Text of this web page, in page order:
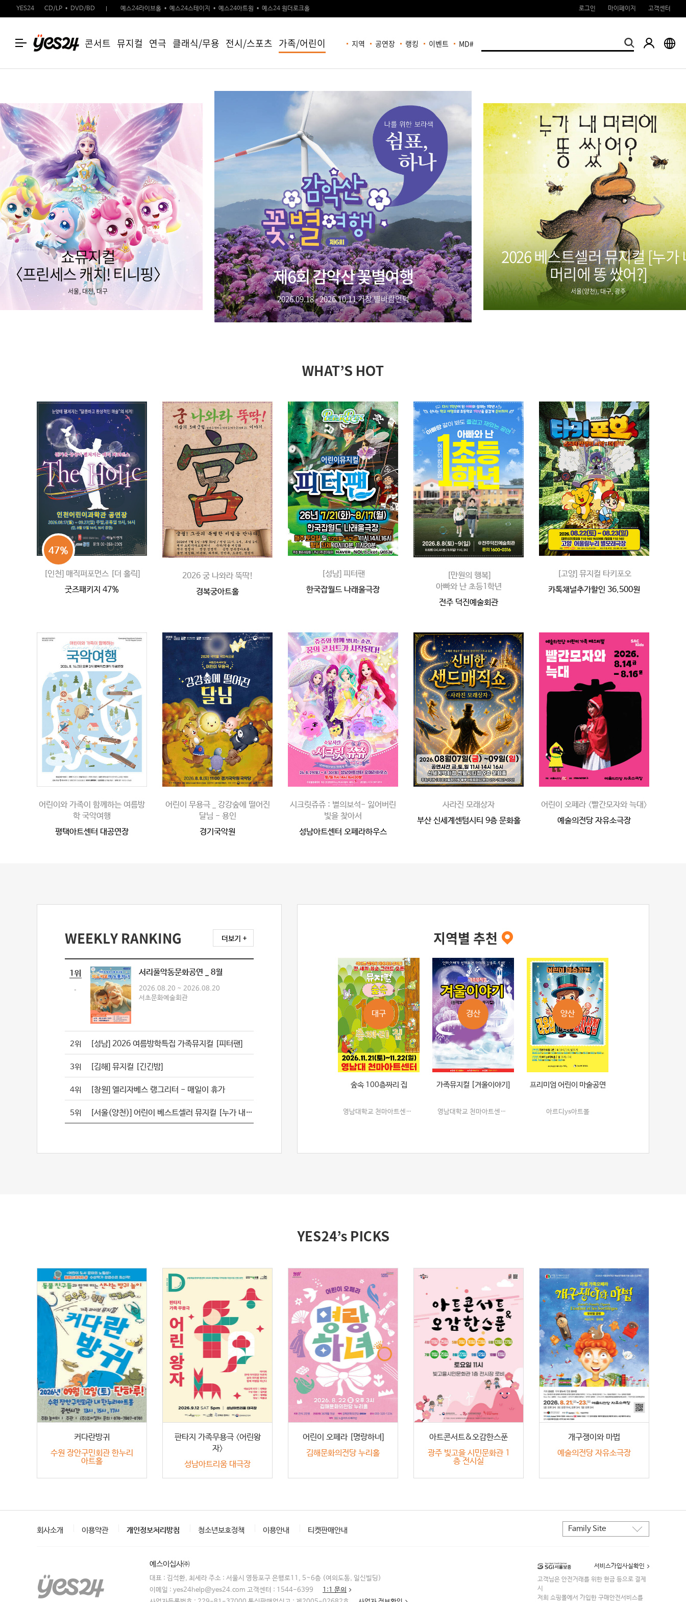
YES24 CD/LP DVD/BD 예스24라이브홀 예스24스테이지 예스24아트원 예스24 원더로크홀 로그인 마이페이지 고객센터
콘서트 뮤지컬 연극 클래식/무용 전시/스포츠 가족/어린이 지역 공연장 랭킹 이벤트 MD#
쇼뮤지컬
〈프린세스 캐치! 티니핑〉
서울, 대전, 대구
제6회 감악산 꽃별여행
2026.09.18 - 2026.10.11 거창 별바람언덕
2026 베스트셀러 뮤지컬 [누가
머리에 똥 쌌어?]
서울(양천), 대구, 광주
[인천] 매직퍼포먼스 [더 홀릭]
굿즈패키지 47%
47%
2026 궁 나와라 뚝딱!
경복궁아트홀
[성남] 피터팬
한국잡월드 나래울극장
[만원의 행복]
아빠와 난 초등1학년
전주 덕진예술회관
[고양] 뮤지컬 타키포오
카톡채널추가할인 36.500원
어린이와 가족이 함께하는 여름방
학 국악여행
평택아트센터 대공연장
어린이 무용극 _ 강강숲에 떨어진
달님 - 용인
경기국악원
시크릿쥬쥬 : 별의보석- 잃어버린
빛을 찾아서
성남아트센터 오페라하우스
사라진 모래상자
부산 신세계센텀시티 9층 문화홀
어린이 오페라 〈빨간모자와 늑대〉
예술의전당 자유소극장
WEEKLY RANKING
1위
-
서리풀악동문화공연 _ 8월
2026.08.20 ~ 2026.08.20
서초문화예술회관
2위 [성남] 2026 여름방학특집 가족뮤지컬 [피터팬]
3위 [김해] 뮤지컬 [긴긴밤]
4위 [창원] 엘리자베스 랭그리터 - 매일이 휴가
5위 [서울(양천)] 어린이 베스트셀러 뮤지컬 [누가 내 머리에 똥쌌어?]
지역별 추천
숲속 100층짜리 집
영남대학교 천마아트센터 그랜드홀
대구
가족뮤지컬 [겨울이야기]
영남대학교 천마아트센터 챔버홀
경산
프리미엄 어린이 마술공연
아르디ys아트홀
양산
커다란방귀
수원 장안구민회관 한누리
아트홀
판타지 가족무용극 〈어린왕
자〉
성남아트리움 대극장
어린이 오페라 [명랑하녀]
김해문화의전당 누리홀
아트콘서트&오감한스푼
광주 빛고을 시민문화관 1
층 전시실
개구쟁이와 마법
예술의전당 자유소극장
회사소개 이용약관 개인정보처리방침 청소년보호정책 이용안내 티켓판매안내 Family Site
한세실업
한세드림
한세MK
예스이십사㈜
대표 : 김석환, 최세라 주소 : 서울시 영등포구 은행로11, 5~6층 (여의도동, 일신빌딩)
이메일 : yes24help@yes24.com 고객센터 : 1544-6399
1:1 문의
서비스가입사실확인
고객님은 안전거래를 위한 현금 등으로 결제
시
저희 쇼핑몰에서 가입한 구매안전서비스를